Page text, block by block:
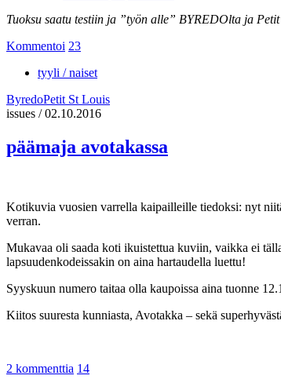
Tuoksu saatu testiin ja ”työn alle” BYREDOlta ja
Kommentoi 23
tyyli / naiset
ByredoPetit St Louis
issues /02.10.2016
päämaja avotakassa
Kotikuvia vuosien varrella kaipailleille tiedoksi: nyt
verran.
Mukavaa oli saada koti ikuistettua kuviin, vaikka ei
lapsuudenkodeissakin on aina hartaudella luettu!
Syyskuun numero taitaa olla kaupoissa aina tuonne
Kiitos suuresta kunniasta, Avotakka – sekä
2 kommenttia 14